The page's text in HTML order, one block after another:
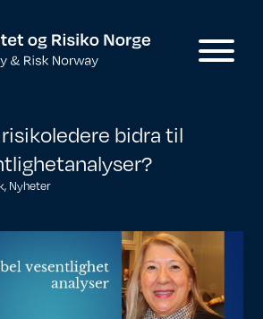
bidra til
, Nyheter